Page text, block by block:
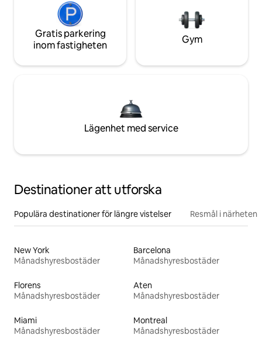
Gratis parkering
inom fastigheten
Gym
Lägenhet med service
Destinationer att utforska
Populära destinationer för längre vistelser Resmål i närheten
New York
Månadshyresbostäder
Barcelona
Månadshyresbostäder
Florens
Månadshyresbostäder
Aten
Månadshyresbostäder
Miami
Månadshyresbostäder
Montreal
Månadshyresbostäder